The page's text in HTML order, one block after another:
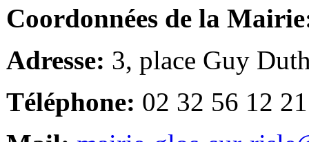
Coordonnées de la
Adresse: 3, place Guy
Téléphone: 02 32 56 12 21